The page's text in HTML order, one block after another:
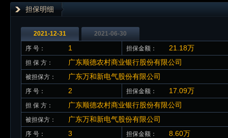
担保明细
2021-12-31 2021-06-30
序 号： 1 担保金额： 21.18万
担 保 方： 广东顺德农村商业银行股份有限公司
被担保方： 广东万和新电气股份有限公司
序 号： 2 担保金额： 17.09万
担 保 方： 广东顺德农村商业银行股份有限公司
被担保方： 广东万和新电气股份有限公司
序 号： 3 担保金额： 8.60万